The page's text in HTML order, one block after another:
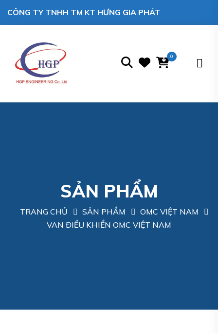
CÔNG TY TNHH TM KT HƯNG GIA PHÁT
0
SẢN PHẨM
TRANG CHỦ SẢN PHẨM
OMC VIỆT NAM
VAN ĐIỀU KHIỂN OMC VIỆT NAM